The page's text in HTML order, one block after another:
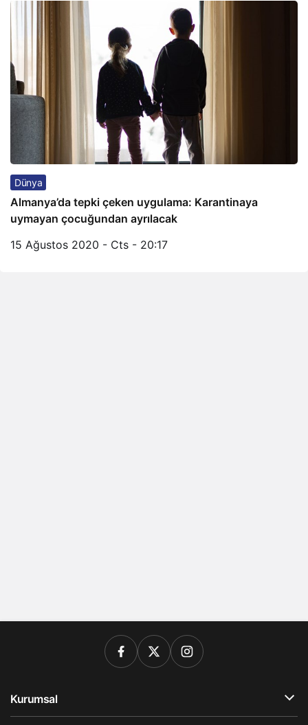
Dünya
Almanya’da tepki çeken uygulama: Karantinaya
uymayan çocuğundan ayrılacak
15 Ağustos 2020 - Cts - 20:17
Kurumsal